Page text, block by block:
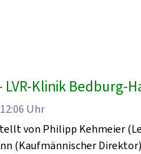
Klinik Bedburg-
Uhr
von Philipp Kehmeier
(Kaufmännischer